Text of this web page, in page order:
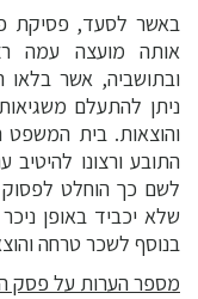
באשר לסעד, פסיקת
אותה מועצה עמה
ובתושביה, אשר
ניתן להתעלם
והוצאות. בית המשפט
התובע ורצונו
לשם כך הוחלט לפסוק
בנוסף לשכר טרחה
מספר הערות על פסק